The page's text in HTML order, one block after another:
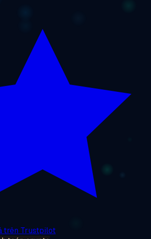
trên Trustpilot